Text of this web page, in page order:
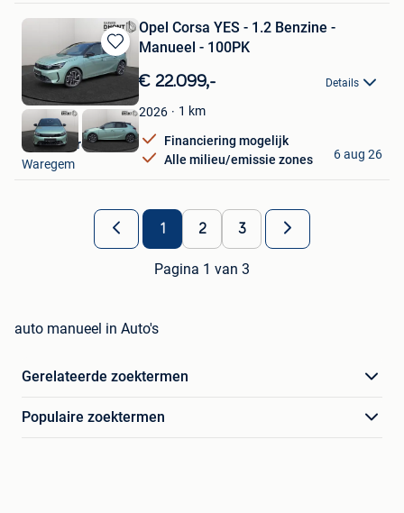
Bewaren
in
Favorieten
Opel Corsa YES - 1.2 Benzine -
Manueel - 100PK
€ 22.099,- Details
2026 1 km
Financiering mogelijk
Alle milieu/emissie zones
Dhont Waregem
Waregem
6 aug 26
1 2 3
Pagina 1 van 3
auto manueel in Auto's
Gerelateerde zoektermen
Populaire zoektermen